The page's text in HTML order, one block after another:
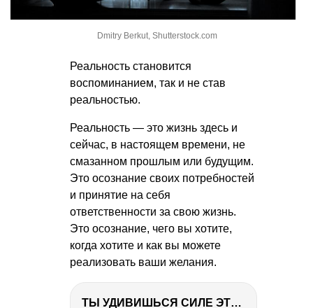
Dmitry Berkut, Shutterstock.com
Реальность становится
воспоминанием, так и не став
реальностью.
Реальность — это жизнь здесь и
сейчас, в настоящем времени, не
смазанном прошлым или будущим.
Это осознание своих потребностей
и принятие на себя
ответственности за свою жизнь.
Это осознание, чего вы хотите,
когда хотите и как вы можете
реализовать ваши желания.
ТЫ УДИВИШЬСЯ СИЛЕ ЭТО ЧЕЛОВЕКА! Блог о нашей поездке в Вышний Волочек